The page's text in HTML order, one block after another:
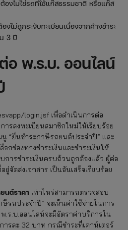
องไม่ใช่รถที่ใช้แก๊สธรรมชาติ หรือแก๊ส
งไม่ถูกระงับทะเบียนเนื่องจากค้างชำระ
3 ปี
อ พ.ร.บ. ออนไลน์
login.jsf เพื่อดำเนินการต่อ
ารลงทะเบียนสมาชิกใหม่ให้เรียบร้อย
นู “ยื่นชำระภาษีรถยนต์ประจำปี” และ
กช่องทางชำระเงินและชำระเงินให้
บการชำระเงินครบถ้วนถูกต้องแล้ว ผู้ต่อ
จัดส่งเอกสาร เป็นอันเสร็จเรียบร้อย
นต์ราคา เท่าไหร่สามารถตรวจสอบ
รถประจำปี” จะเห็นค่าใช้จ่ายในการ
.ร.บ.ออนไลน์จะมีอัตราค่าบริการใน
ารละ 32 บาท กรณีชำระที่เคาน์เตอร์